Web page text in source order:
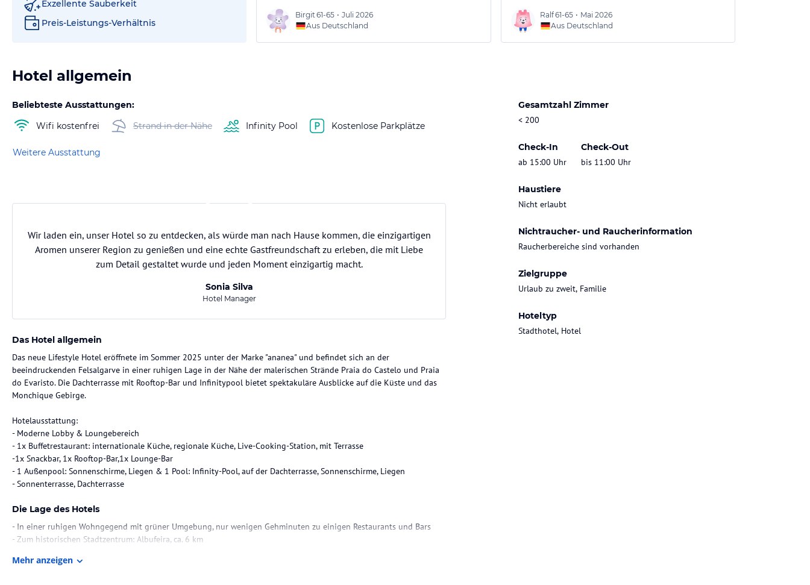
Exzellente Sauberkeit
Preis-Leistungs-Verhältnis
Birgit61-65 • Juli 2026
Aus Deutschland
Ralf61-65 • Mai 2026
Aus Deutschland
Hotel allgemein
Beliebteste Ausstattungen:
Wifi kostenfrei
Strand in der Nähe Infinity Pool Kostenlose Parkplätze
Weitere Ausstattung
Gesamtzahl Zimmer
< 200
Check-In
ab 15:00 Uhr
Check-Out
bis 11:00 Uhr
Haustiere
Nicht erlaubt
Nichtraucher- und Raucherinformation
Raucherbereiche sind vorhanden
Zielgruppe
Urlaub zu zweit, Familie
Hoteltyp
Stadthotel, Hotel
Wir laden ein, unser Hotel so zu entdecken, als würde man nach Hause kommen, die einzigartigen
Aromen unserer Region zu genießen und eine echte Gastfreundschaft zu erleben, die mit Liebe
zum Detail gestaltet wurde und jeden Moment einzigartig macht.
Sonia Silva
Hotel Manager
Das Hotel allgemein
Das neue Lifestyle Hotel eröffnete im Sommer 2025 unter der Marke "ananea" und befindet sich an der
beeindruckenden Felsalgarve in einer ruhigen Lage in der Nähe der malerischen Strände Praia do Castelo und Praia
do Evaristo. Die Dachterrasse mit Rooftop-Bar und Infinitypool bietet spektakuläre Ausblicke auf die Küste und das
Monchique Gebirge.
Hotelausstattung:
- Moderne Lobby & Loungebereich
- 1x Buffetrestaurant: internationale Küche, regionale Küche, Live-Cooking-Station, mit Terrasse
-1x Snackbar, 1x Rooftop-Bar,1x Lounge-Bar
- 1 Außenpool: Sonnenschirme, Liegen & 1 Pool: Infinity-Pool, auf der Dachterrasse, Sonnenschirme, Liegen
- Sonnenterrasse, Dachterrasse
Die Lage des Hotels
- In einer ruhigen Wohngegend mit grüner Umgebung, nur wenigen Gehminuten zu einigen Restaurants und Bars
- Zum historischen Stadtzentrum: Albufeira, ca. 6 km
- Zum Strand: Praia do Evaristo, ca. 1.200 m
Mehr anzeigen